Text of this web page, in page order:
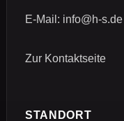
E-Mail: info@h-s.de
Zur Kontaktseite
STANDORT